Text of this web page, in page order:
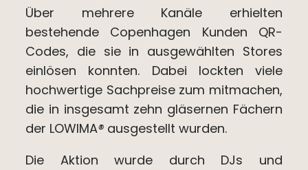
Über mehrere Kanäle erhielten
bestehende Copenhagen Kunden QR-
Codes, die sie in ausgewählten Stores
einlösen konnten. Dabei lockten viele
hochwertige Sachpreise zum mitmachen,
die in insgesamt zehn gläsernen Fächern
der LOWIMA® ausgestellt wurden.
Die Aktion wurde durch DJs und